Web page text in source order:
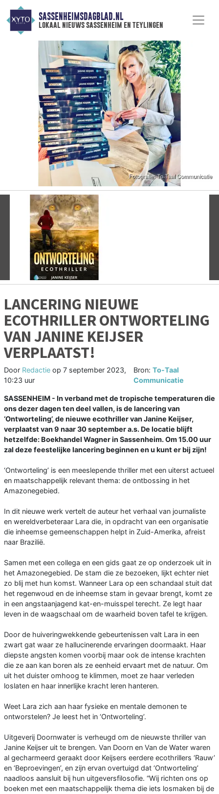
SASSENHEIMSDAGBLAD.NL
lokaal nieuws sassenheim en teylingen
LANCERING NIEUWE
ECOTHRILLER ONTWORTELING
VAN JANINE KEIJSER
VERPLAATST!
Door Redactie op 7 september 2023,
10:23 uur
Bron:To-Taal
Communicatie
SASSENHEIM - In verband met de tropische temperaturen die
ons dezer dagen ten deel vallen, is de lancering van
‘Ontworteling’, de nieuwe ecothriller van Janine Keijser,
verplaatst van 9 naar 30 september a.s. De locatie blijft
hetzelfde: Boekhandel Wagner in Sassenheim. Om 15.00 uur
zal deze feestelijke lancering beginnen en u kunt er bij zijn!
‘Ontworteling’ is een meeslepende thriller met een uiterst actueel
en maatschappelijk relevant thema: de ontbossing in het
Amazonegebied.
In dit nieuwe werk vertelt de auteur het verhaal van journaliste
en wereldverbeteraar Lara die, in opdracht van een organisatie
die inheemse gemeenschappen helpt in Zuid-Amerika, afreist
naar Brazilië.
Samen met een collega en een gids gaat ze op onderzoek uit in
het Amazonegebied. De stam die ze bezoeken, lijkt echter niet
zo blij met hun komst. Wanneer Lara op een schandaal stuit dat
het regenwoud en de inheemse stam in gevaar brengt, komt ze
in een angstaanjagend kat-en-muisspel terecht. Ze legt haar
leven in de waagschaal om de waarheid boven tafel te krijgen.
Door de huiveringwekkende gebeurtenissen valt Lara in een
zwart gat waar ze hallucinerende ervaringen doormaakt. Haar
diepste angsten komen voorbij maar ook de intense krachten
die ze aan kan boren als ze eenheid ervaart met de natuur. Om
uit het duister omhoog te klimmen, moet ze haar verleden
loslaten en haar innerlijke kracht leren hanteren.
Weet Lara zich aan haar fysieke en mentale demonen te
ontworstelen? Je leest het in ‘Ontworteling’.
Uitgeverij Doornwater is verheugd om de nieuwste thriller van
Janine Keijser uit te brengen. Van Doorn en Van de Water waren
al gecharmeerd geraakt door Keijsers eerdere ecothrillers ‘Rauw’
en ‘Beproevingen’, en zijn ervan overtuigd dat ‘Ontworteling’
naadloos aansluit bij hun uitgeversfilosofie. “Wij richten ons op
boeken met een maatschappelijk thema die iets losmaken bij de